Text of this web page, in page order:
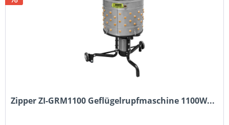
Zipper ZI-GRM1100 Geflügelrupfmaschine 1100W...